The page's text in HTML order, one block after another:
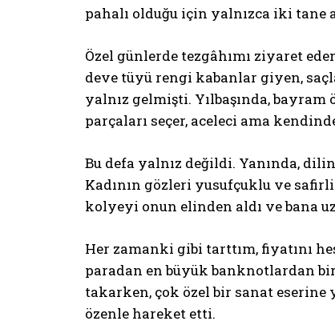
pahalı olduğu için yalnızca iki tane
Özel günlerde tezgâhımı ziyaret
deve tüyü rengi kabanlar giyen,
yalnız gelmişti. Yılbaşında,
parçaları seçer, aceleci ama
Bu defa yalnız değildi. Yanında,
Kadının gözleri yusufçuklu ve
kolyeyi onun elinden aldı ve bana
Her zamanki gibi tarttım, fiyatını
paradan en büyük banknotlardan
takarken, çok özel bir sanat
özenle hareket etti.